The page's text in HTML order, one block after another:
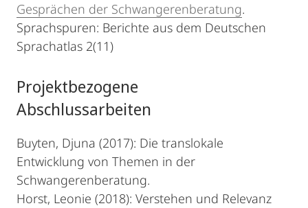
Gesprächen der Schwangerenberatung.
Sprachspuren: Berichte aus dem Deutschen
Sprachatlas 2(11)
Projektbezogene
Abschlussarbeiten
Buyten, Djuna (2017): Die translokale
Entwicklung von Themen in der
Schwangerenberatung.
Horst, Leonie (2018): Verstehen und Relevanz